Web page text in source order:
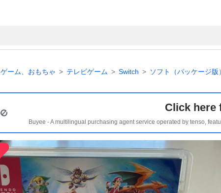
ゲーム、おもちゃ テレビゲーム Switch ソフト（パッケージ版）
Click here
Buyee - A multilingual purchasing agent service operated by tenso,